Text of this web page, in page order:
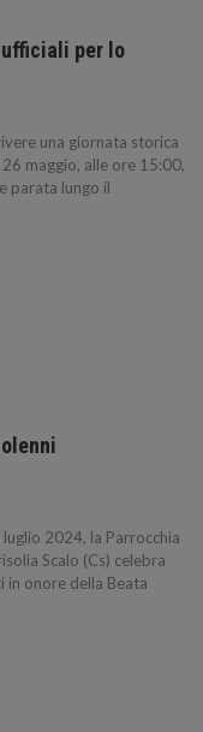
per lo
una giornata storica
maggio, alle ore 15:00,
parata lungo il
2024, la Parrocchia
Scalo (Cs) celebra
in onore della Beata